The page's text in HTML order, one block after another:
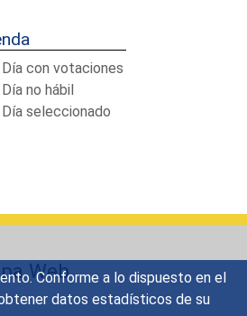
Conforme a lo dispuesto en el
datos estadísticos de su
Día con votaciones
Día no hábil
Día seleccionado
Web